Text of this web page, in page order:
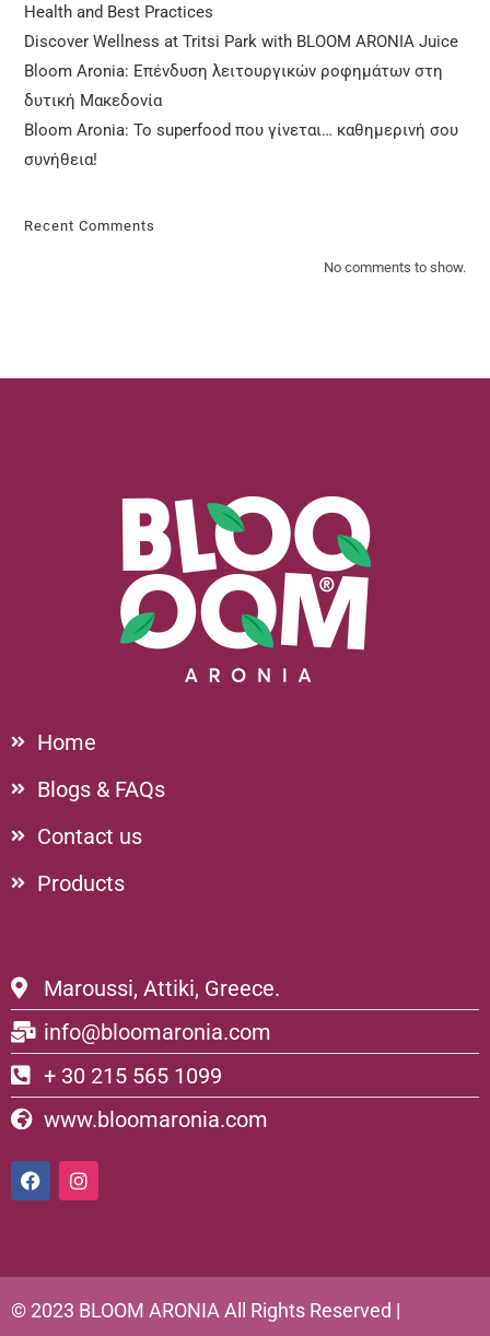
Health and Best Practices
Discover Wellness at Tritsi Park with BLOOM ARONIA Juice
Bloom Aronia: Επένδυση λειτουργικών ροφημάτων στη
δυτική Μακεδονία
Bloom Aronia: Το superfood που γίνεται… καθημερινή σου
συνήθεια!
Recent Comments
No comments to show.
Home
Blogs & FAQs
Contact us
Products
Maroussi, Attiki, Greece.
info@bloomaronia.com
+ 30 215 565 1099
www.bloomaronia.com
© 2023 BLOOM ARONIA All Rights Reserved |